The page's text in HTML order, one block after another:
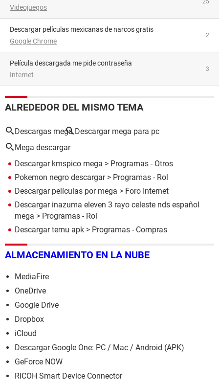
Videojuegos
25
Descargar películas mexicanas de narcos gratis
Google Chrome
2
Película descargada me pide contraseña
Internet
3
ALREDEDOR DEL MISMO TEMA
Descargas mega Descargar mega para pc
Mega descargar
Descargar kmspico mega > Programas - Otros
Pokemon negro descargar> Programas - Rol
Descargar películas por mega > Foro Internet
Descargar inazuma eleven 3 rayo celeste nds español
mega > Programas - Rol
Descargar temu apk > Programas - Compras
ALMACENAMIENTO EN LA NUBE
MediaFire
OneDrive
Google Drive
Dropbox
iCloud
Descargar Google One: PC / Mac / Android (APK)
GeForce NOW
RICOH Smart Device Connector